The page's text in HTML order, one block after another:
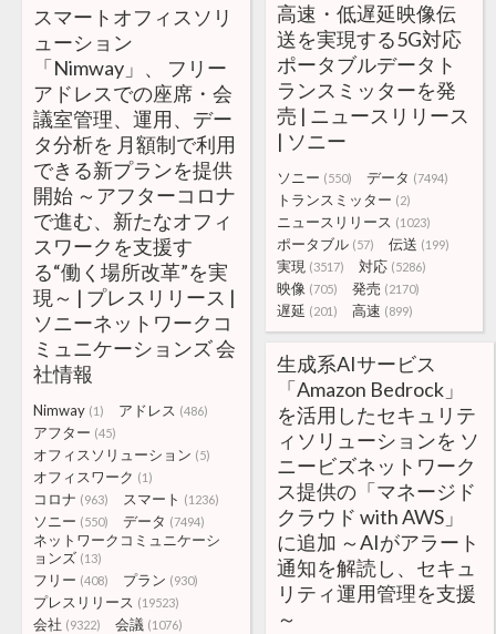
高速・低遅延映像伝
送を実現する5G対応
ポータブルデータト
ランスミッターを発
売 | ニュースリリース
| ソニー
ソニー (550) データ (7494)
トランスミッター (2)
ニュースリリース (1023)
ポータブル (57) 伝送 (199)
実現 (3517) 対応 (5286)
映像 (705) 発売 (2170)
遅延 (201) 高速 (899)
スマートオフィスソリ
ューション
「Nimway」、 フリー
アドレスでの座席・会
議室管理、運用、デー
タ分析を 月額制で利用
できる新プランを提供
開始 ～アフターコロナ
で進む、新たなオフィ
スワークを支援す
る“働く場所改革”を実
現～ | プレスリリース |
ソニーネットワークコ
ミュニケーションズ 会
社情報
Nimway (1) アドレス (486)
アフター (45)
オフィスソリューション (5)
オフィスワーク (1)
コロナ (963) スマート (1236)
ソニー (550) データ (7494)
ネットワークコミュニケーシ
ョンズ (13)
フリー (408) プラン (930)
プレスリリース (19523)
会社 (9322) 会議 (1076)
生成系AIサービス
「Amazon Bedrock」
を活用したセキュリテ
ィソリューションを ソ
ニービズネットワーク
ス提供の「マネージド
クラウド with AWS」
に追加 ～AIがアラート
通知を解読し、セキュ
リティ運用管理を支援
～